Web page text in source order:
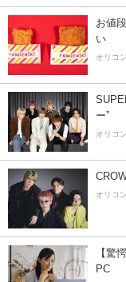
お値
い
オリコ
ー”
オリコ
オリコ
【驚
PC